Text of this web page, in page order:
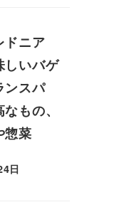
ドニア
しいバゲ
ンスパ
もの、
惣菜
日